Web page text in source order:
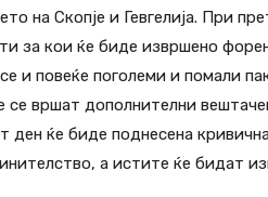
на Скопје и Гевгелија. При
за кои ќе биде извршено
и повеќе поголеми и помали
се вршат дополнителни
ќе биде поднесена
а истите ќе бидат